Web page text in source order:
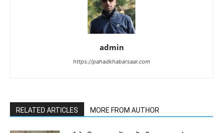
admin
https://pahadkhabarsaar.com
RELATED ARTICLES MORE FROM AUTHOR